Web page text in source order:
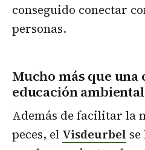
conseguido conectar
personas.
Mucho más que una
educación
Además de facilitar la
peces, el Visdeurbel